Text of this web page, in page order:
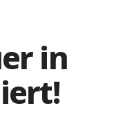
in